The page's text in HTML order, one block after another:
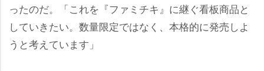
ったのだ。「これを『ファミチキ』に継ぐ看板商品と
していきたい。数量限定ではなく、本格的に発売しよ
うと考えています」